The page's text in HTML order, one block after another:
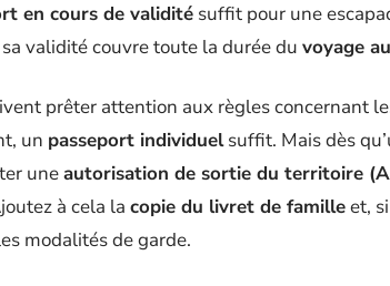
en cours de validité suffit pour une
validité couvre toute la durée du voyage
prêter attention aux règles concernant
un passeport individuelsuffit. Mais dès
uneautorisation de sortie du territoire
à cela la copie du livret de familleet,
modalités de garde.